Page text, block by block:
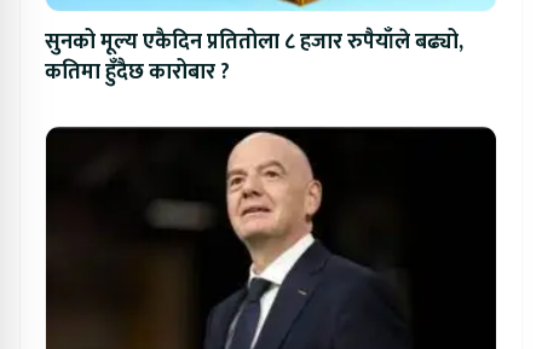
सुनको मूल्य एकैदिन प्रतितोला ८ हजार रुपैयाँले बढ्यो,
कतिमा हुँदैछ कारोबार ?